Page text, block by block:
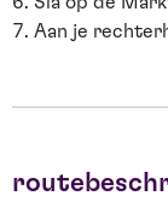
Aan je